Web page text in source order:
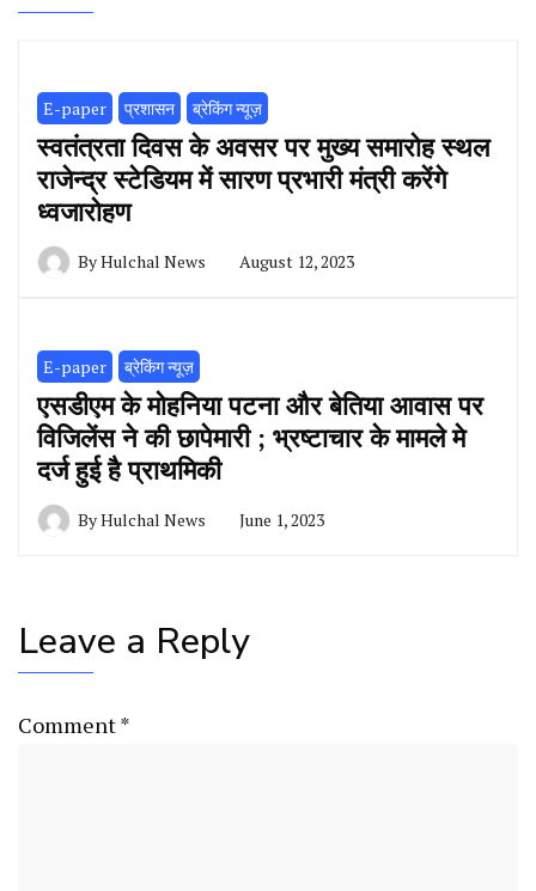
E-paper प्रशासन ब्रेकिंग न्यूज़
स्वतंत्रता दिवस के अवसर पर मुख्य समारोह स्थल
राजेन्द्र स्टेडियम में सारण प्रभारी मंत्री करेंगे
ध्वजारोहण
ByHulchal News August 12, 2023
E-paper ब्रेकिंग न्यूज़
एसडीएम के मोहनिया पटना और बेतिया आवास पर
विजिलेंस ने की छापेमारी ; भ्रष्टाचार के मामले मे
दर्ज हुई है प्राथमिकी
ByHulchal News June 1, 2023
Leave a Reply
Comment*